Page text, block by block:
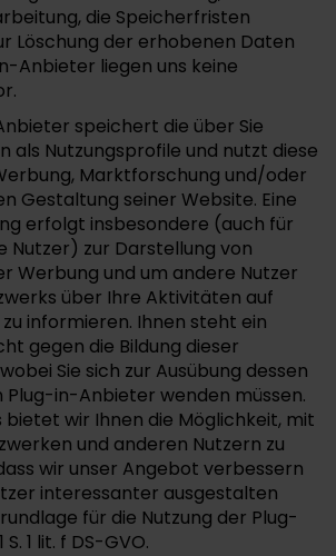
die Speicherfristen
Löschung der erhobenen Daten
Anbieter liegen uns keine
speichert die über Sie
als Nutzungsprofile und nutzt diese
Marktforschung und/oder
Gestaltung seiner Website. Eine
erfolgt insbesondere (auch für
Nutzer) zur Darstellung von
Werbung und um andere Nutzer
über Ihre Aktivitäten auf
informieren. Ihnen steht ein
gegen die Bildung dieser
Sie sich zur Ausübung dessen
Plug-in-Anbieter wenden müssen.
bietet wir Ihnen die Möglichkeit, mit
und anderen Nutzern zu
wir unser Angebot verbessern
interessanter ausgestalten
für die Nutzung der Plug-
1 lit. f DS-GVO.